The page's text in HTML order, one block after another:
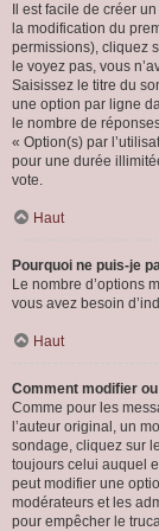
Il est facile de créer
la modification du
permissions), cliquez
le voyez pas, vous
Saisissez le titre du
une option par ligne
le nombre de
« Option(s) par
pour une durée
vote.
Haut
Pourquoi ne puis-je
Le nombre d’options
vous avez besoin
Haut
Comment modifier
Comme pour les
l’auteur original, un
sondage, cliquez sur
toujours celui auquel
peut modifier une
modérateurs et les
pour empêcher le